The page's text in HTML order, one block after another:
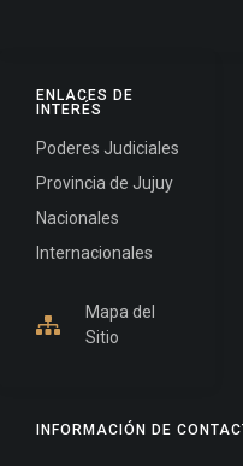
INFORMACIÓN DE
ENLACES DE
INTERÉS
Poderes Judiciales
Provincia de Jujuy
Nacionales
Internacionales
Mapa del
Sitio